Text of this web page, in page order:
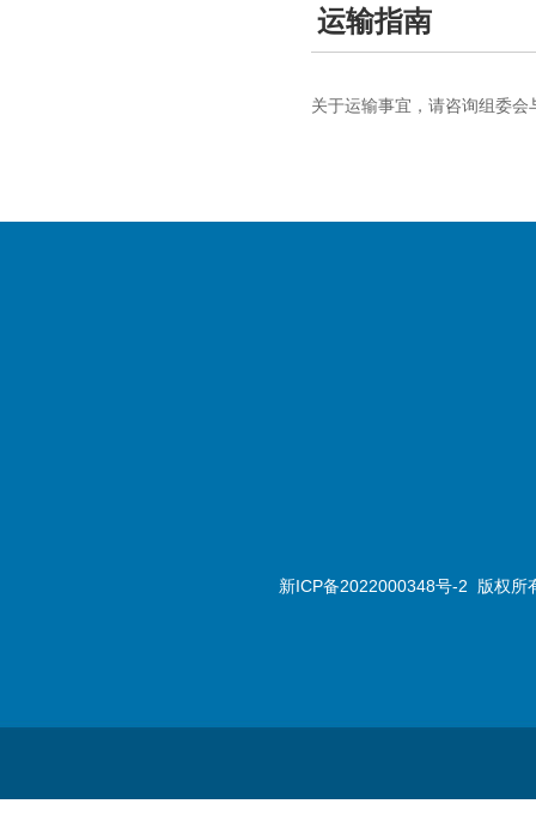
运输指南
关于运输事宜，请咨询组委
新ICP备2022000348号-2 版权所